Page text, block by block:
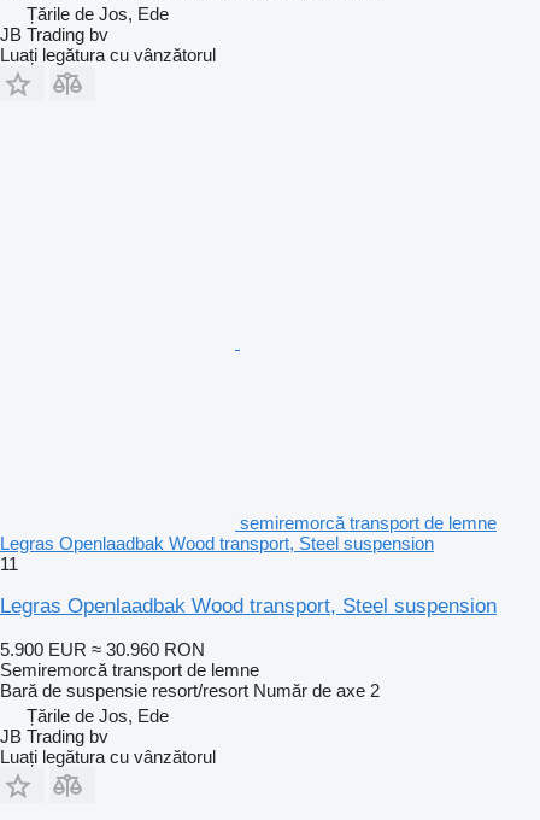
Țările de Jos, Ede
JB Trading bv
Luați legătura cu vânzătorul
semiremorcă transport de lemne
Legras Openlaadbak Wood transport, Steel suspension
11
Legras Openlaadbak Wood transport, Steel suspension
5.900 EUR ≈ 30.960 RON
Semiremorcă transport de lemne
Bară de suspensie resort/resort Număr de axe 2
Țările de Jos, Ede
JB Trading bv
Luați legătura cu vânzătorul